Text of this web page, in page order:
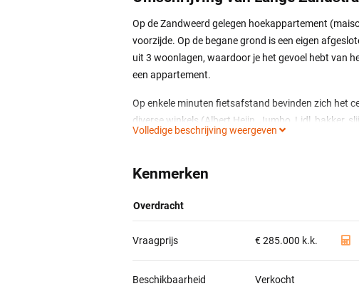
Op de Zandweerd gelegen hoekappartement
voorzijde. Op de begane grond is een eigen
uit 3 woonlagen, waardoor je het gevoel hebt van
een appartement.
Op enkele minuten fietsafstand bevinden zich het
diverse winkels (Albert Heijn, Jumbo, Lidl, bakker,
Entree, gang, toilet met fonteintje, open keuken
1e Verdieping:
slaapkamers.
2e Verdieping:
Volledige beschrijving weergeven
Kenmerken
Overdracht
Vraagprijs € 285.000 k.k.
Beschikbaarheid Verkocht